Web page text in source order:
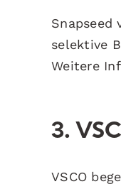
Snapseed
selektive
Weitere
3.
VSCO